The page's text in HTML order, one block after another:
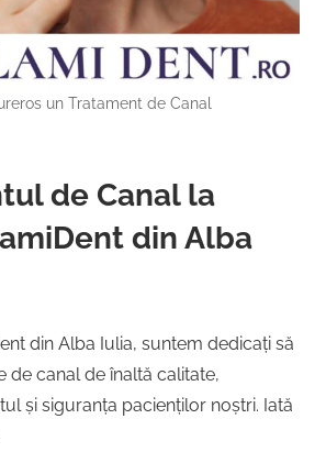
un Tratament de Canal
de Canal la
din Alba
din Alba Iulia, suntem dedicați să
de canal de înaltă calitate,
și siguranța pacienților noștri. Iată